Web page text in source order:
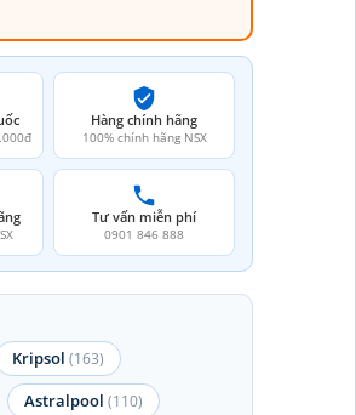
Hàng chính hãng
100% chính hãng NSX
Tư vấn miễn phí
0901 846 888
Kripsol (163)
Astralpool (110)